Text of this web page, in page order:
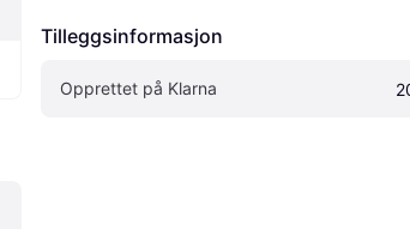
Tilleggsinformasjon
Opprettet på Klarna